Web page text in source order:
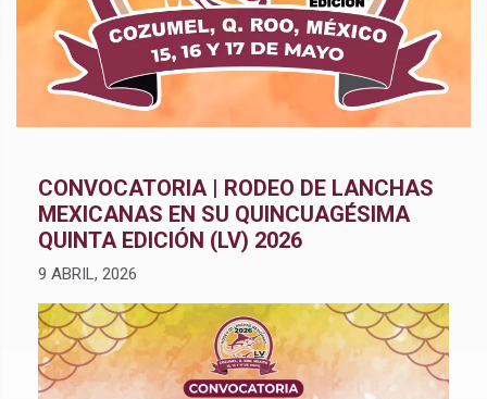
CONVOCATORIA | RODEO DE LANCHAS
MEXICANAS EN SU QUINCUAGÉSIMA
QUINTA EDICIÓN (LV) 2026
9 ABRIL, 2026